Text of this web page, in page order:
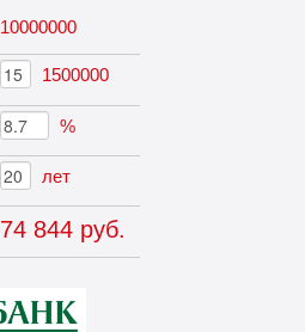
10000000
1500000
%
лет
74 844 руб.